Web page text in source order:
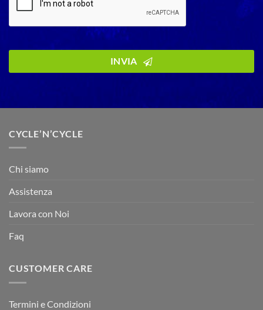
INVIA
CYCLE’N’CYCLE
Chi siamo
Assistenza
Lavora con Noi
Faq
CUSTOMER CARE
Termini e Condizioni